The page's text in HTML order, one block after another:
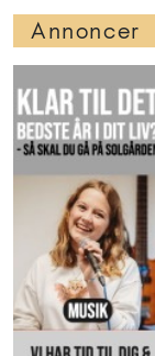
Annoncer